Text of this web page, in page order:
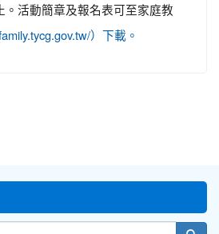
。活動簡章及報名表可至家庭教
）下載。